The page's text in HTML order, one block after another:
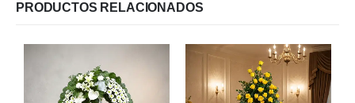
PRODUCTOS RELACIONADOS